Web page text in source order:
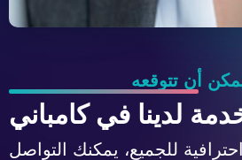
أن تتوقعه
لدينا في كامباني
للجميع، يمكنك التواصل